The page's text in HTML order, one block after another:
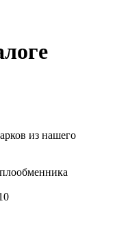
из нашего